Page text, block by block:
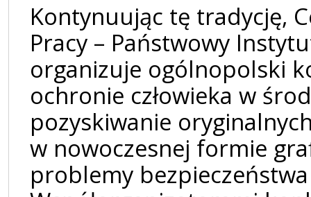
Kontynuując tę tradycję,
Pracy – Państwowy
organizuje ogólnopolski
ochronie człowieka w
pozyskiwanie
w nowoczesnej formie
problemy